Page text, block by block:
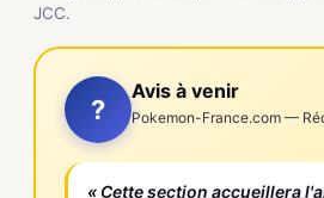
JCC.
?
Avis à venir
Pokemon-France.com —
« Cette section accueillera